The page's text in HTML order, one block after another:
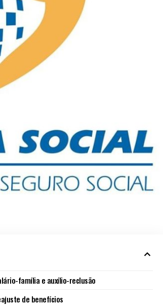
família e auxílio-reclusão
de benefícios